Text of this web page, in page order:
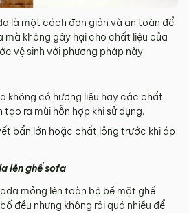
là một cách đơn giản và an toàn để
mà không gây hại cho chất liệu của
vệ sinh với phương pháp này
không có hương liệu hay các chất
ra mùi hỗn hợp khi sử dụng.
bẩn lớn hoặc chất lỏng trước khi áp
lên ghế sofa
mỏng lên toàn bộ bề mặt ghế
đều nhưng không rải quá nhiều để